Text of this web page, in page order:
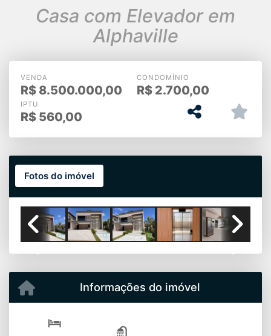
Casa com Elevador em
Alphaville
VENDA
R$ 8.500.000,00
CONDOMÍNIO
R$ 2.700,00
IPTU
R$ 560,00
Fotos do imóvel
Informações do imóvel